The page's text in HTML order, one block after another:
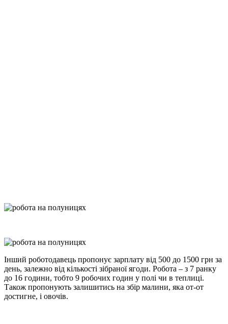
Інший роботодавець пропонує зарплату від 500 до 1500 грн за
день, залежно від кількості зібраної ягоди. Робота – з 7 ранку
до 16 години, тобто 9 робочих годин у полі чи в теплиці.
Також пропонують залишитись на збір малини, яка от-от
достигне, і овочів.